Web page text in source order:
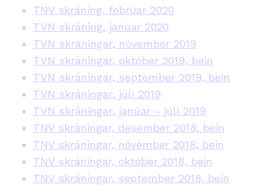
TNV skráning, febrúar 2020
TVN skráning, janúar 2020
TVN skráningar, nóvember 2019
TVN skráningar, október 2019, bein
TVN skráningar, september 2019, bein
TVN skráningar, júlí 2019
TVN skráningar, janúar - júlí 2019
TNV skráningar, desember 2018, bein
TNV skráningar, nóvember 2018, bein
TNV skráningar, október 2018, bein
TNV skráningar, september 2018, bein